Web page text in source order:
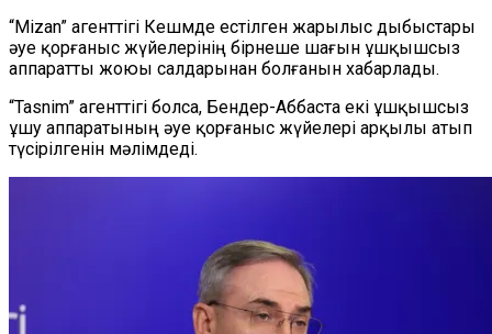
“Mizan” агенттігі Кешмде естілген жарылыс дыбыстары
әуе қорғаныс жүйелерінің бірнеше шағын ұшқышсыз
аппаратты жоюы салдарынан болғанын хабарлады.
“Tasnim” агенттігі болса, Бендер-Аббаста екі ұшқышсыз
ұшу аппаратының әуе қорғаныс жүйелері арқылы атып
түсірілгенін мәлімдеді.